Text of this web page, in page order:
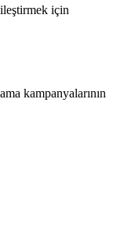
için
kampanyalarının